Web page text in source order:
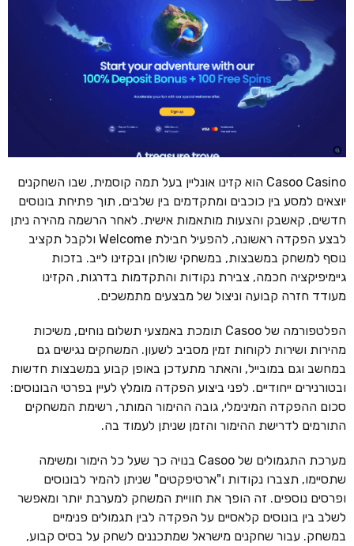
Casoo Casino הוא קזינו אונליין בעל תמה קוסמית, שבו השחקנים
יוצאים למסע בין כוכבים ומתקדמים בין שלבים, תוך פתיחת בונוסים
חדשים, קאשבק והצעות מותאמות אישית. לאחר הרשמה מהירה ניתן
לבצע הפקדה ראשונה, להפעיל חבילת Welcome ולקבל תקציב
נוסף למשחק במשבצות, במשחקי שולחן ובקזינו לייב. בזכות
גיימיפיקציה חכמה, צבירת נקודות והתקדמות בדרגות, הקזינו
מעודד חזרה קבועה וניצול של מבצעים מתמשכים.
הפלטפורמה של Casoo תומכת באמצעי תשלום נוחים, משיכות
מהירות ושירות לקוחות זמין מסביב לשעון. המשחקים נגישים גם
במחשב וגם במובייל, והאתר מתעדכן באופן קבוע במשבצות חדשות
ובטורנירים ייחודיים. לפני ביצוע הפקדה מומלץ לעיין בפרטי הבונוסים:
סכום ההפקדה המינימלי, גובה ההימור המותר, רשימת המשחקים
התורמים לדרישת ההימור והזמן שניתן לעמוד בה.
מערכת התגמולים של Casoo בנויה כך שעל כל הימור ומשימה
שתסיימו, תצברו נקודות ו"ארטיפקטים" שניתן להמיר לבונוסים
ופרסים נוספים. זה הופך את חוויית המשחק למערבת יותר ומאפשר
לשלב בין בונוסים קלאסיים על הפקדה לבין תגמולים פנימיים
במשחק. עבור שחקנים מישראל שמתכננים לשחק על בסיס קבוע,